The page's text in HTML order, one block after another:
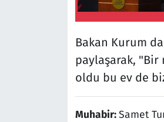
Bakan Kurum
paylaşarak, "Bir
oldu bu ev de
Muhabir:Samet